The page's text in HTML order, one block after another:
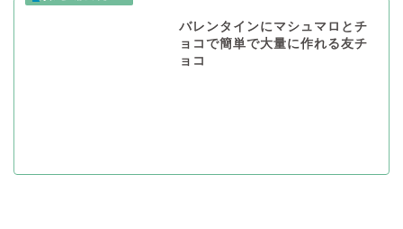
バレンタインにマシュマロとチ
ョコで簡単で大量に作れる友チ
ョコ